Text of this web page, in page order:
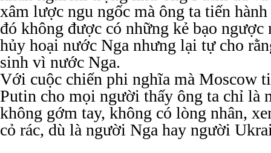
xâm lược ngu ngốc mà ông ta tiến
đó không được có những kẻ bạo ngược
hủy hoại nước Nga nhưng lại tự cho
sinh vì nước Nga.
Với cuộc chiến phi nghĩa mà Moscow
Putin cho mọi người thấy ông ta chỉ là
không gớm tay, không có lòng nhân,
cỏ rác, dù là người Nga hay người